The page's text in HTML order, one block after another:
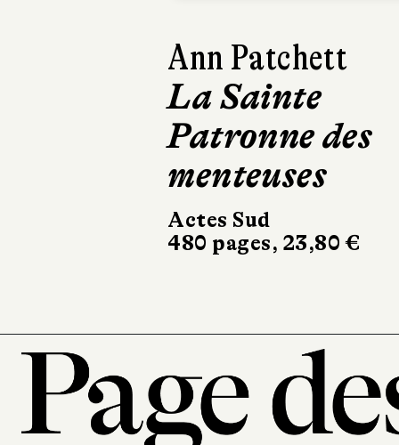
Ann Patchett
La Sainte
Patronne des
menteuses
Actes Sud
480 pages, 23,80 €
Kathryn
Le
Club
Robert